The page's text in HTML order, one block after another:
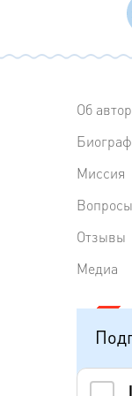
Об
Миссия
Отзывы
Медиа